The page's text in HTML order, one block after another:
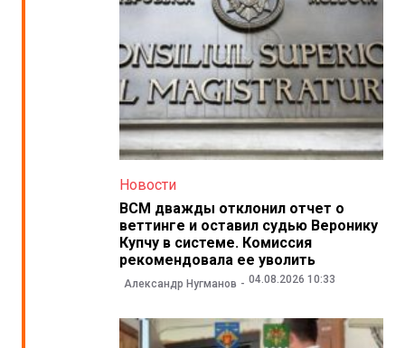
Новости
ВСМ дважды отклонил отчет о
веттинге и оставил судью Веронику
Купчу в системе. Комиссия
рекомендовала ее уволить
Александр Нугманов 04.08.2026 10:33